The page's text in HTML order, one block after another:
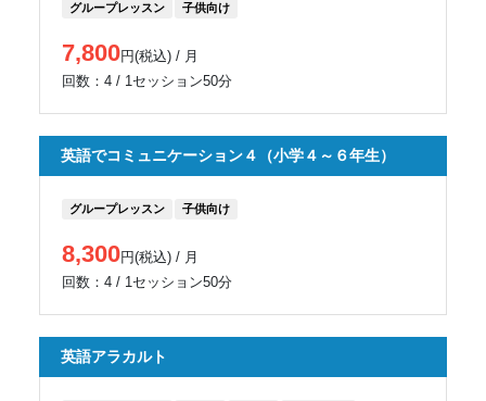
グループレッスン 子供向け
7,800円(税込) / 月
回数：4 / 1セッション50分
英語でコミュニケーション４（小学４～６年生）
グループレッスン 子供向け
8,300円(税込) / 月
回数：4 / 1セッション50分
英語アラカルト